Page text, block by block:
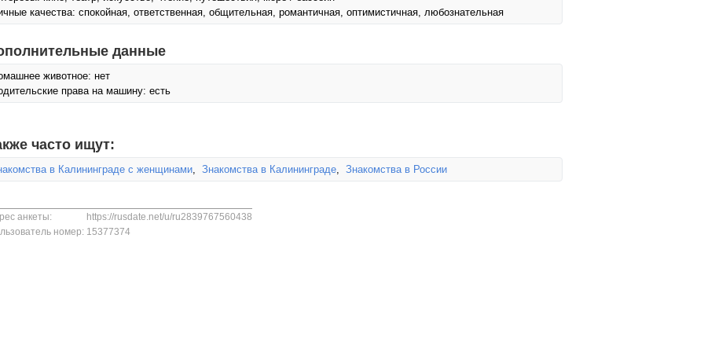
качества: спокойная, ответственная, общительная, романтичная, оптимистичная, любознательная
данные
животное: нет
права на машину: есть
часто ищут:
в Калининграде с женщинами, Знакомства в Калининграде, Знакомства в России
анкеты:
https://rusdate.net/u/ru2839767560438
номер: 15377374